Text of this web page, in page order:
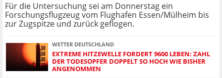
Für die Untersuchung sei am Donnerstag ein
Forschungsflugzeug vom Flughafen Essen/Mülheim bis
zur Zugspitze und zurück geflogen.
WETTER DEUTSCHLAND
EXTREME HITZEWELLE FORDERT 9600 LEBEN: ZAHL
DER TODESOPFER DOPPELT SO HOCH WIE BISHER
ANGENOMMEN